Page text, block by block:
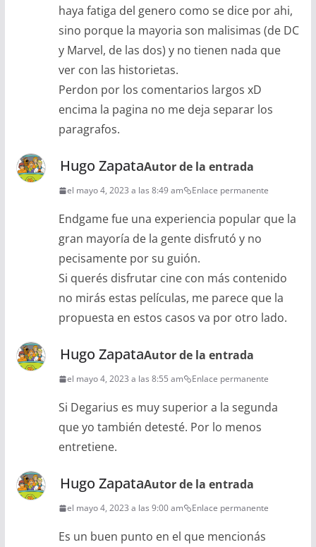
haya fatiga del genero como se dice por ahi,
sino porque la mayoria son malisimas (de DC
y Marvel, de las dos) y no tienen nada que
ver con las historietas.
Perdon por los comentarios largos xD
encima la pagina no me deja separar los
paragrafos.
Hugo ZapataAutor de la entrada
el mayo 4, 2023 a las 8:49 am Enlace permanente
Endgame fue una experiencia popular que la
gran mayoría de la gente disfrutó y no
pecisamente por su guión.
Si querés disfrutar cine con más contenido
no mirás estas películas, me parece que la
propuesta en estos casos va por otro lado.
Hugo ZapataAutor de la entrada
el mayo 4, 2023 a las 8:55 am Enlace permanente
Si Degarius es muy superior a la segunda
que yo también detesté. Por lo menos
entretiene.
Hugo ZapataAutor de la entrada
el mayo 4, 2023 a las 9:00 am Enlace permanente
Es un buen punto en el que mencionás